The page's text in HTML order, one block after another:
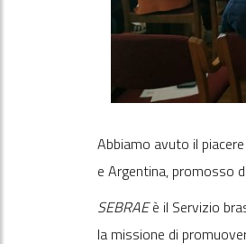
Abbiamo avuto il
e Argentina, promosso
SEBRAEè il Servizio
la missione di